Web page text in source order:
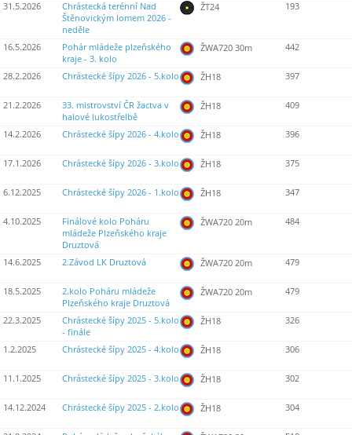
31.5.2026
Chrástecká terénní Nad
Štěnovickým lomem 2026 -
neděle
ŽT24 193
16.5.2026
Pohár mládeže plzeňského
kraje - 3. kolo
ŽWA720 30m 442
28.2.2026 Chrástecké šípy 2026 - 5.kolo ŽH18 397
21.2.2026
33. mistrovství ČR žactva v
halové lukostřelbě
ŽH18 409
14.2.2026 Chrástecké šípy 2026 - 4.kolo ŽH18 396
17.1.2026 Chrástecké šípy 2026 - 3.kolo ŽH18 375
6.12.2025 Chrástecké šípy 2026 - 1.kolo ŽH18 347
4.10.2025
Finálové kolo Poháru
mládeže Plzeňského kraje
Druztová
ŽWA720 20m 484
14.6.2025 2.Závod LK Druztová ŽWA720 20m 479
18.5.2025
2.kolo Poháru mládeže
Plzeňského kraje Druztová
ŽWA720 20m 479
22.3.2025
Chrástecké šípy 2025 - 5.kolo
- finále
ŽH18 326
1.2.2025 Chrástecké šípy 2025 - 4.kolo ŽH18 306
11.1.2025 Chrástecké šípy 2025 - 3.kolo ŽH18 302
14.12.2024 Chrástecké šípy 2025 - 2.kolo ŽH18 304